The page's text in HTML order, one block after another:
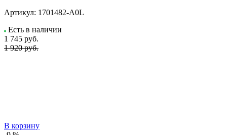
Артикул: 1701482-A0L
Есть в наличии
1 745 руб.
1 920 руб.
В корзину